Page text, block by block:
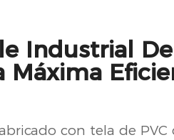
Industrial
Máxima
con tela de PVC